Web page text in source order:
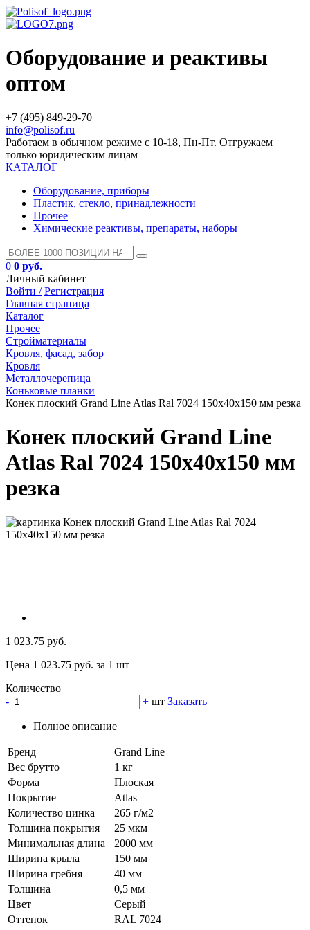
Оборудование и реактивы
оптом
+7 (495) 849-29-70
info@polisof.ru
Работаем в обычном режиме с 10-18, Пн-Пт. Отгружаем
только юридическим лицам
КАТАЛОГ
Оборудование, приборы
Пластик, стекло, принадлежности
Прочее
Химические реактивы, препараты, наборы
0 0 руб.
Личный кабинет
Войти / Регистрация
Главная страница
Каталог
Прочее
Стройматериалы
Кровля, фасад, забор
Кровля
Металлочерепица
Коньковые планки
Конек плоский Grand Line Atlas Ral 7024 150х40х150 мм резка
Конек плоский Grand Line
Atlas Ral 7024 150х40х150 мм
резка
1 023.75 руб.
Цена 1 023.75 руб. за 1 шт
Количество
-
+ шт Заказать
Полное описание
Бренд
Grand Line
Вес брутто
1 кг
Форма
Плоская
Покрытие
Atlas
Количество цинка
265 г/м2
Толщина покрытия
25 мкм
Минимальная длина
2000 мм
Ширина крыла
150 мм
Ширина гребня
40 мм
Толщина
0,5 мм
Цвет
Серый
Оттенок
RAL 7024